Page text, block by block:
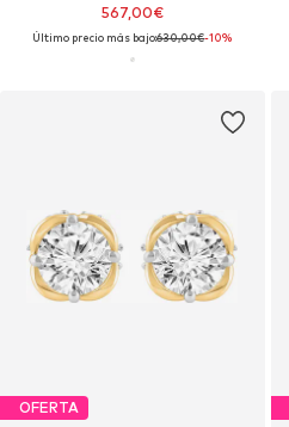
567,00€
Último precio más bajo:630,00€-10%
OFERTA